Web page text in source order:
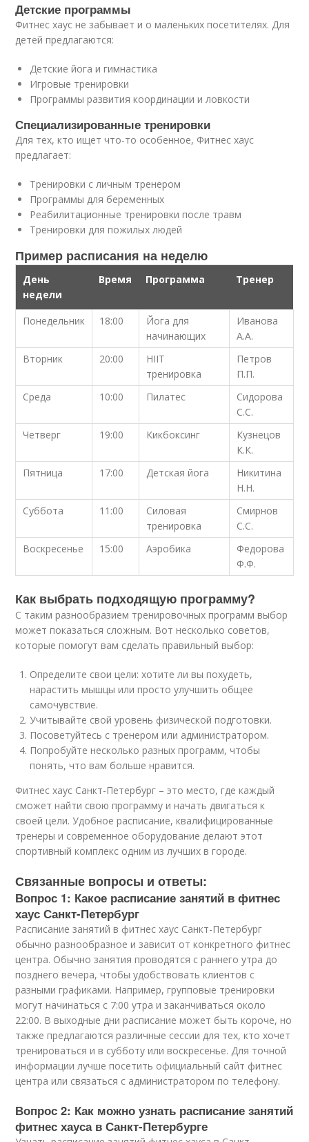
Детские программы
Фитнес хаус не забывает и о маленьких посетителях. Для
детей предлагаются:
Детские йога и гимнастика
Игровые тренировки
Программы развития координации и ловкости
Специализированные тренировки
Для тех, кто ищет что-то особенное, Фитнес хаус
предлагает:
Тренировки с личным тренером
Программы для беременных
Реабилитационные тренировки после травм
Тренировки для пожилых людей
Пример расписания на неделю
День
недели
Время Программа Тренер
Понедельник 18:00
Йога для
начинающих
Иванова
А.А.
Вторник
20:00
HIIT
тренировка
Петров
П.П.
Среда
10:00 Пилатес
Сидорова
С.С.
Четверг
19:00 Кикбоксинг
Кузнецов
К.К.
Пятница
17:00 Детская йога
Никитина
Н.Н.
Суббота
11:00
Силовая
тренировка
Смирнов
С.С.
Воскресенье
15:00 Аэробика
Федорова
Ф.Ф.
Как выбрать подходящую программу?
С таким разнообразием тренировочных программ выбор
может показаться сложным. Вот несколько советов,
которые помогут вам сделать правильный выбор:
Определите свои цели: хотите ли вы похудеть,
нарастить мышцы или просто улучшить общее
самочувствие.
Учитывайте свой уровень физической подготовки.
Посоветуйтесь с тренером или администратором.
Попробуйте несколько разных программ, чтобы
понять, что вам больше нравится.
Фитнес хаус Санкт-Петербург – это место, где каждый
сможет найти свою программу и начать двигаться к
своей цели. Удобное расписание, квалифицированные
тренеры и современное оборудование делают этот
спортивный комплекс одним из лучших в городе.
Связанные вопросы и ответы:
Вопрос 1: Какое расписание занятий в фитнес
хаус Санкт-Петербург
Расписание занятий в фитнес хаус Санкт-Петербург
обычно разнообразное и зависит от конкретного фитнес
центра. Обычно занятия проводятся с раннего утра до
позднего вечера, чтобы удобствовать клиентов с
разными графиками. Например, групповые тренировки
могут начинаться с 7:00 утра и заканчиваться около
22:00. В выходные дни расписание может быть короче, но
также предлагаются различные сессии для тех, кто хочет
тренироваться и в субботу или воскресенье. Для точной
информации лучше посетить официальный сайт фитнес
центра или связаться с администратором по телефону.
Вопрос 2: Как можно узнать расписание занятий
фитнес хауса в Санкт-Петербурге